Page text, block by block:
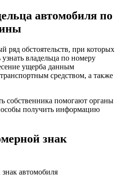
автомобиля по
ряд обстоятельств, при которых
владельца по номеру
ущерба данным
средством, а также
собственника помогают органы
получить информацию
знак